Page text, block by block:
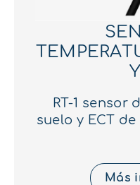
RT-1 sensor
suelo y ECT
Más